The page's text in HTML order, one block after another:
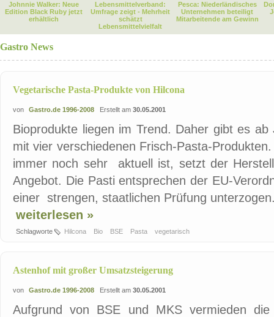
Johnnie Walker: Neue
Edition Black Ruby jetzt
erhältlich
Lebensmittelverband:
Umfrage zeigt - Mehrheit
schätzt
Lebensmittelvielfalt
Pesca: Niederländisches
Unternehmen beteiligt
Mitarbeitende am Gewinn
Gastro News
Vegetarische Pasta-Produkte von Hilcona
von Gastro.de 1996-2008 Erstellt am 30.05.2001
Bioprodukte liegen im Trend. Daher gibt es
mit vier verschiedenen Frisch-Pasta-
immer noch sehr aktuell ist, setzt der
Angebot. Die Pasti entsprechen der EU-
einer strengen, staatlichen Prüfung
weiterlesen »
Schlagworte Hilcona Bio BSE Pasta vegetarisch
Astenhof mit großer Umsatzsteigerung
von Gastro.de 1996-2008 Erstellt am 30.05.2001
Aufgrund von BSE und MKS vermieden